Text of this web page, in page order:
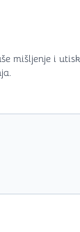
mišljenje i